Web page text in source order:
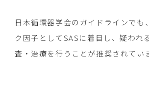
日本循環器学会のガイドラインでも
ク因子としてSASに着目し、疑われ
査・治療を行うことが推奨されてい